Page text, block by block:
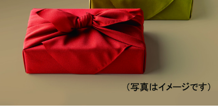
求人情報
レシピ開発のご提案
お問い合わせ